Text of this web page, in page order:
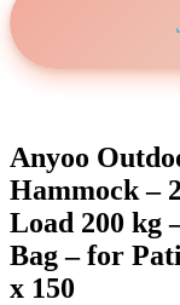
Anyoo
Hammock –
Load 200 kg
Bag – for
x 150